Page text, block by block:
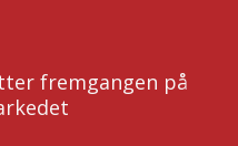
fremgangen på